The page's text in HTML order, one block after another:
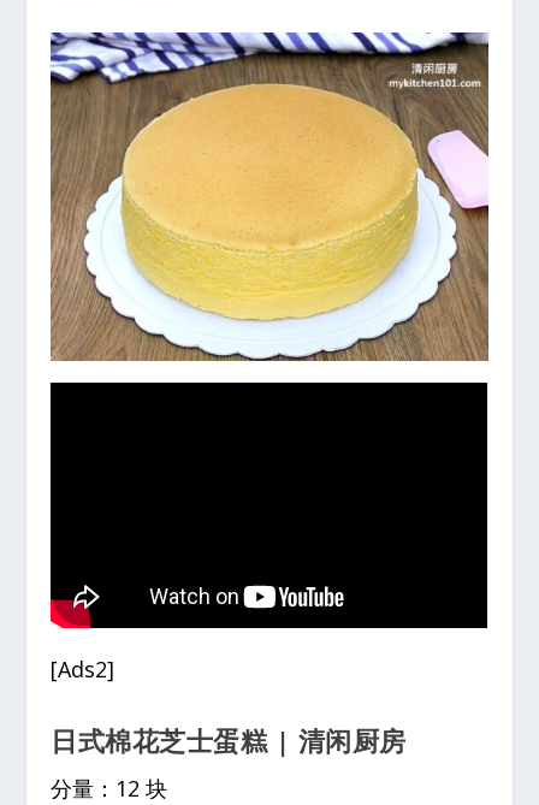
[Ads2]
日式棉花芝士蛋糕 | 清闲厨房
分量：12 块